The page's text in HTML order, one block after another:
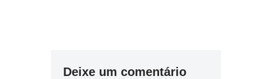
Deixe um comentário